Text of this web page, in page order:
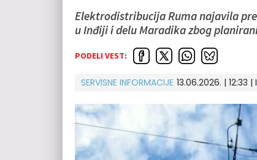
Elektrodistribucija Ruma najavila
u Inđiji i delu Maradika zbog
PODELI VEST:
SERVISNE INFORMACIJE 13.06.2026. | 12:33 |